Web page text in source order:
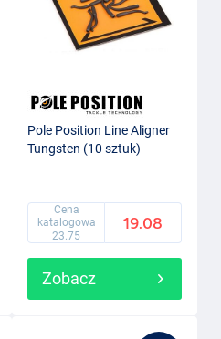
Pole Position Line Aligner
Tungsten (10 sztuk)
Cena
katalogowa
23.75
19.08
Zobacz